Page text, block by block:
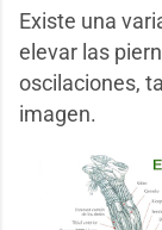
Existe una
elevar las
oscilaciones,
imagen.